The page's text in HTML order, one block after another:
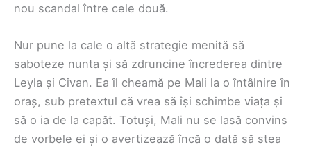
nou scandal între cele două.
Nur pune la cale o altă strategie menită să
saboteze nunta și să zdruncine încrederea dintre
Leyla și Civan. Ea îl cheamă pe Mali la o întâlnire în
oraș, sub pretextul că vrea să își schimbe viața și
să o ia de la capăt. Totuși, Mali nu se lasă convins
de vorbele ei și o avertizează încă o dată să stea